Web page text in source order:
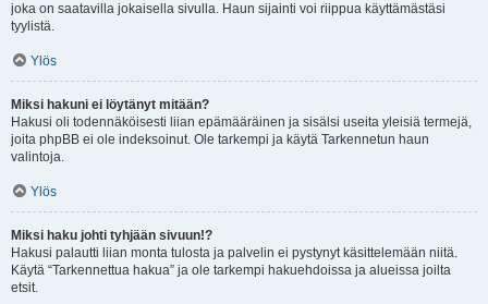
joka on saatavilla jokaisella sivulla. Haun sijainti voi riippua käyttämästäsi
tyylistä.
Ylös
Miksi hakuni ei löytänyt mitään?
Hakusi oli todennäköisesti liian epämääräinen ja sisälsi useita yleisiä termejä,
joita phpBB ei ole indeksoinut. Ole tarkempi ja käytä Tarkennetun haun
valintoja.
Ylös
Miksi haku johti tyhjään sivuun!?
Hakusi palautti liian monta tulosta ja palvelin ei pystynyt käsittelemään niitä.
Käytä “Tarkennettua hakua” ja ole tarkempi hakuehdoissa ja alueissa joilta
etsit.